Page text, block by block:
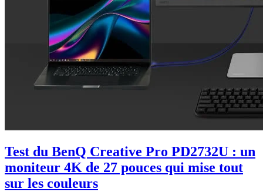
Test du BenQ Creative Pro PD2732U : un
moniteur 4K de 27 pouces qui mise tout
sur les couleurs